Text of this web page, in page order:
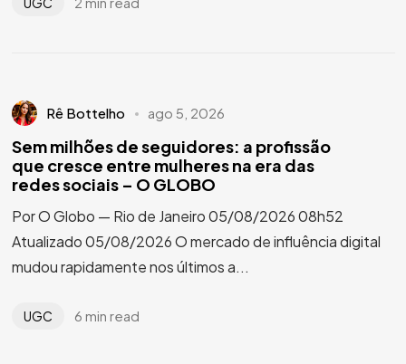
Rê Bottelho ago 5, 2026
Sem milhões de seguidores: a profissão
que cresce entre mulheres na era das
redes sociais – O GLOBO
Por O Globo — Rio de Janeiro 05/08/2026 08h52
Atualizado 05/08/2026 O mercado de influência digital
mudou rapidamente nos últimos a...
UGC 6 min read